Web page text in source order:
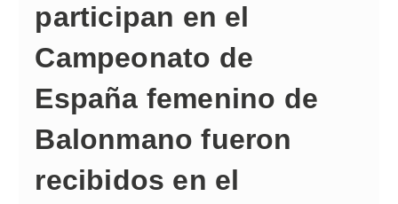
participan en el
Campeonato de
España femenino de
Balonmano fueron
recibidos en el